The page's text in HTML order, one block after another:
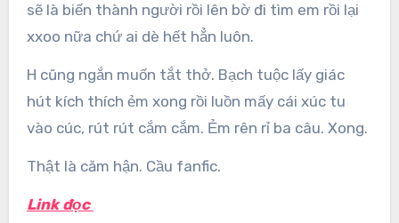
sẽ là biến thành người rồi lên bờ đi tìm em rồi lại
xxoo nữa chứ ai dè hết hẳn luôn.
H cũng ngắn muốn tắt thở. Bạch tuộc lấy giác
hút kích thích ẻm xong rồi luồn mấy cái xúc tu
vào cúc, rút rút cắm cắm. Ẻm rên rỉ ba câu. Xong.
Thật là căm hận. Cầu fanfic.
Link đọc